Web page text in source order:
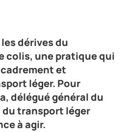
(SNTL)
les dérives du
colis, une pratique qui
et
léger. Pour
délégué général du
transport léger
à agir.